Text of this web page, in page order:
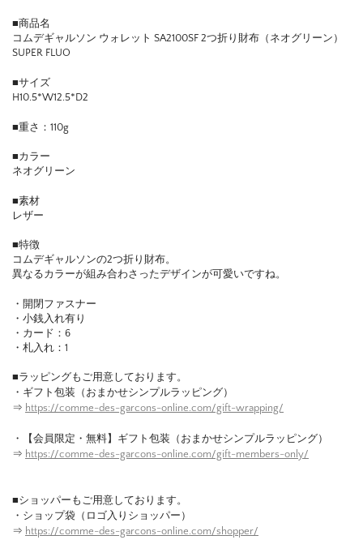
■商品名
コムデギャルソン ウォレット SA2100SF 2つ折り財布（ネオグリーン）
SUPER FLUO
■サイズ
H10.5*W12.5*D2
■重さ：110g
■カラー
ネオグリーン
■素材
レザー
■特徴
コムデギャルソンの2つ折り財布。
異なるカラーが組み合わさったデザインが可愛いですね。
・開閉ファスナー
・小銭入れ有り
・カード：6
・札入れ：1
■ラッピングもご用意しております。
・ギフト包装（おまかせシンプルラッピング）
⇒ https://comme-des-garcons-online.com/gift-wrapping/
・【会員限定・無料】ギフト包装（おまかせシンプルラッピング）
⇒ https://comme-des-garcons-online.com/gift-members-only/
■ショッパーもご用意しております。
・ショップ袋（ロゴ入りショッパー）
⇒ https://comme-des-garcons-online.com/shopper/